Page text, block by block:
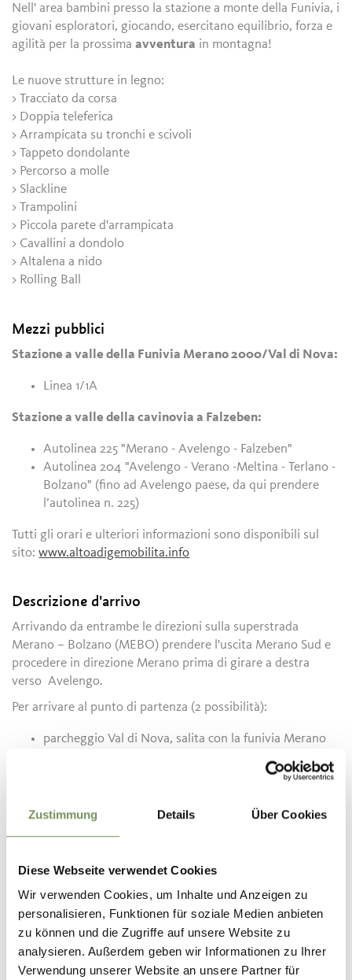
Zustimmung Details Über Cookies
Diese Webseite verwendet Cookies
Wir verwenden Cookies, um Inhalte und Anzeigen zu
personalisieren, Funktionen für soziale Medien anbieten
zu können und die Zugriffe auf unsere Website zu
analysieren. Außerdem geben wir Informationen zu Ihrer
Verwendung unserer Website an unsere Partner für
Nell' area bambini presso la stazione a monte della Funivia, i
giovani esploratori, giocando, esercitano equilibrio, forza e
agilità per la prossimaavventura in montagna!
Le nuove strutture in legno:
> Tracciato da corsa
> Doppia teleferica
> Arrampicata su tronchi e scivoli
> Tappeto dondolante
> Percorso a molle
> Slackline
> Trampolini
> Piccola parete d'arrampicata
> Cavallini a dondolo
> Altalena a nido
> Rolling Ball
Mezzi pubblici
Stazione a valle della Funivia Merano 2000/Val di Nova:
Linea 1/1A
Stazione a valle della cavinovia a Falzeben:
Autolinea 225 "Merano - Avelengo - Falzeben"
Autolinea 204 "Avelengo - Verano -Meltina - Terlano -
Bolzano" (fino ad Avelengo paese, da qui prendere
l’autolinea n. 225)
Tutti gli orari e ulteriori informazioni sono disponibili sul
sito:www.altoadigemobilita.info
Descrizione d'arrivo
Arrivando da entrambe le direzioni sulla superstrada
Merano – Bolzano (MEBO) prendere l'uscita Merano Sud e
procedere in direzione Merano prima di girare a destra
verso Avelengo.
Per arrivare al punto di partenza (2 possibilità):
parcheggio Val di Nova, salita con la funivia Merano
parcheggio a Falzeben/Avelengo, salita con la
Dove parcheggiare
Parcheggio a pagamento a Falzeben (intera giornata €
4,00 per macchina)
Parcheggio gratuito alla stazione a valle della Funivia
Merano 2000
luglio - settembre